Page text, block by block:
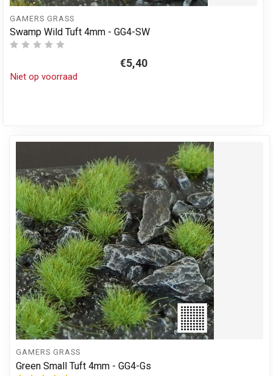
GAMERS GRASS
Swamp Wild Tuft 4mm - GG4-SW
€5,40
Niet op voorraad
GAMERS GRASS
Green Small Tuft 4mm - GG4-Gs